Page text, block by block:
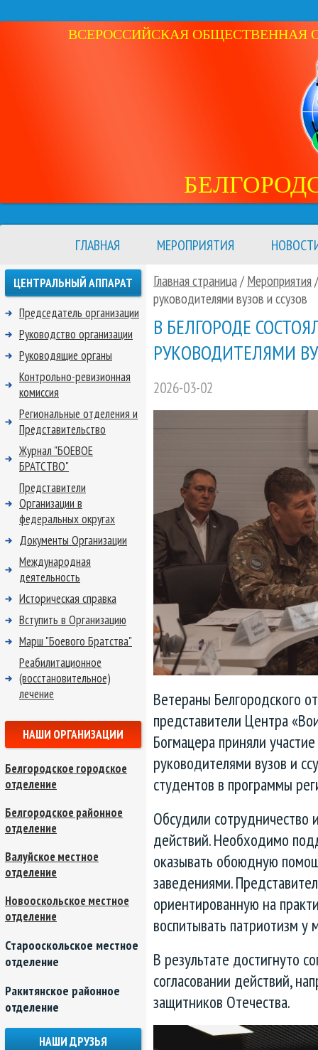
ВСЕРОССИЙСКАЯ ОБЩЕСТВЕННАЯ
ГЛАВНАЯ МЕРОПРИЯТИЯ
Главная страница/ Мероприятия
руководителями вузов и ссузов
В БЕЛГОРОДЕ
РУКОВОДИТЕЛЯМИ
2026-03-02
Ветераны Белгородского
представители Центра
Богмацера приняли
руководителями вузов и
студентов в программы
Обсудили
действий. Необходимо
оказывать обоюдную
заведениями.
ориентированную на
воспитывать патриотизм у
В результате достигнуто
согласовании действий,
защитников Отечества.
ЦЕНТРАЛЬНЫЙ АППАРАТ
Председатель организации
Руководство организации
Руководящие органы
Контрольно-ревизионная
комиссия
Региональные отделения и
Представительство
Журнал "БОЕВОЕ
БРАТСТВО"
Представители
Организации в
федеральных округах
Документы Организации
Международная
деятельность
Историческая справка
Вступить в Организацию
Марш "Боевого Братства"
Реабилитационное
(восстановительное)
лечение
НАШИ ОРГАНИЗАЦИИ
Белгородское городское
отделение
Белгородское районное
отделение
Валуйское местное
отделение
Новооскольское местное
отделение
Старооскольское местное
отделение
Ракитянское районное
отделение
НАШИ ДРУЗЬЯ